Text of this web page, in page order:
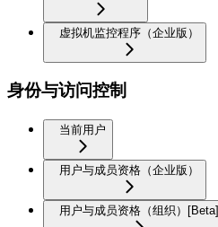
虚拟机监控程序（企业版）
身份与访问控制
当前用户
用户与成员资格（企业版）
用户与成员资格（组织）[Beta]